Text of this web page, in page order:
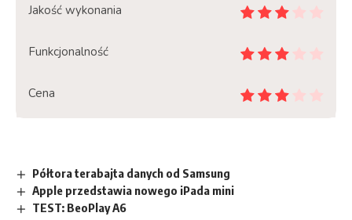
Jakość wykonania
Funkcjonalność
Cena
Półtora terabajta danych od Samsung
Apple przedstawia nowego iPada mini
TEST: BeoPlay A6